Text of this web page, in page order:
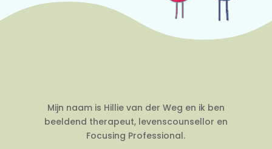
Mijn naam is Hillie van der Weg en ik ben
beeldend therapeut, levenscounsellor en
Focusing Professional.